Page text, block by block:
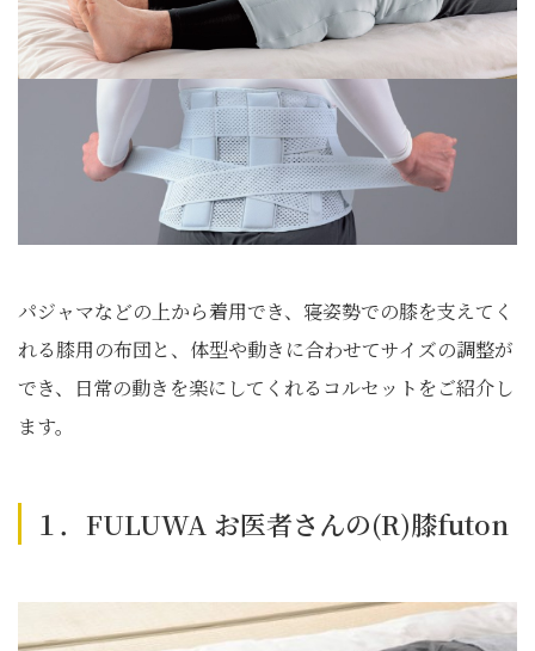
パジャマなどの上から着用でき、寝姿勢での膝を支えてく
れる膝用の布団と、体型や動きに合わせてサイズの調整が
でき、日常の動きを楽にしてくれるコルセットをご紹介し
ます。
１．FULUWA お医者さんの(R)膝futon